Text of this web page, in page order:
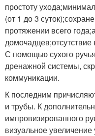
простоту
(от 1 до 3
протяжении всего
С помощью сухого
дренажной системы,
коммуникации.
К последним
и трубы. К
импровизированного
визуальное увеличение